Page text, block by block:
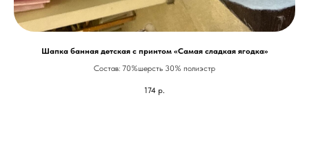
Шапка банная детская с принтом «Самая сладкая ягодка»
Состав: 70%шерсть 30% полиэстр
174 р.